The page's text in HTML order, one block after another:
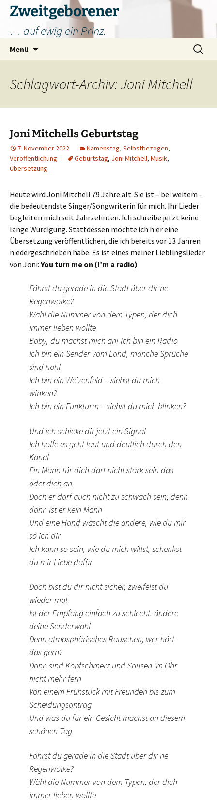
Zum
Inhalt
springen
Zweitgeborener
… auf ewig ein Prinz.
Menü
Suchen
nach:
Schlagwort-Archiv: Joni Mitchell
Joni Mitchells Geburtstag
7. November 2022 Namenstag, Selbstbezogen,
Veröffentlichung
Geburtstag, Joni Mitchell, Musik,
Übersetzung
Heute wird Joni Mitchell 79 Jahre alt. Sie ist – bei weitem –
die bedeutendste Singer/Songwriterin für mich. Ihr Lieder
begleiten mich seit Jahrzehnten. Ich schreibe jetzt keine
lange Würdigung. Stattdessen möchte ich hier eine
Übersetzung veröffentlichen, die ich bereits vor 13 Jahren
niedergeschrieben habe. Es ist eines meiner Lieblingslieder
von Joni: You turn me on (I’m a radio)
Fährst du gerade in die Stadt über dir ne
Regenwolke?
Wähl die Nummer von dem Typen, der dich
immer lieben wollte
Baby, du machst mich an! Ich bin ein Radio
Ich bin ein Sender vom Land, manche Sprüche
sind hohl
Ich bin ein Weizenfeld – siehst du mich
winken?
Ich bin ein Funkturm – siehst du mich blinken?
Und ich schicke dir jetzt ein Signal
Ich hoffe es geht laut und deutlich durch den
Kanal
Ein Mann für dich darf nicht stark sein das
ödet dich an
Doch er darf auch nicht zu schwach sein; denn
dann ist er kein Mann
Und eine Hand wäscht die andere, wie du mir
so ich dir
Ich kann so sein, wie du mich willst, schenkst
du mir Liebe dafür
Doch bist du dir nicht sicher, zweifelst du
wieder mal
Ist der Empfang einfach zu schlecht, ändere
deine Senderwahl
Denn atmosphärisches Rauschen, wer hört
das gern?
Dann sind Kopfschmerz und Sausen im Ohr
nicht mehr fern
Von einem Frühstück mit Freunden bis zum
Scheidungsantrag
Und was du für ein Gesicht machst an diesem
schönen Tag
Fährst du gerade in die Stadt über dir ne
Regenwolke?
Wähl die Nummer von dem Typen, der dich
immer lieben wollte